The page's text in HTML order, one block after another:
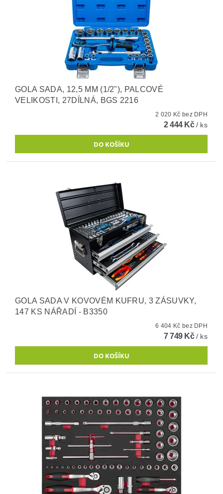
GOLA SADA, 12,5 MM (1/2"), PALCOVÉ
VELIKOSTI, 27DÍLNÁ, BGS 2216
2 020 Kč bez DPH
2 444 Kč/ ks
GOLA SADA V KOVOVÉM KUFRU, 3 ZÁSUVKY,
147 KS NÁŘADÍ - B3350
6 404 Kč bez DPH
7 749 Kč/ ks